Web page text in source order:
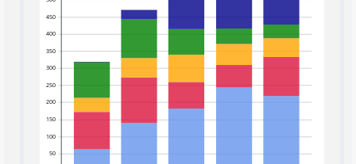
50
100
150
200
250
300
350
400
450